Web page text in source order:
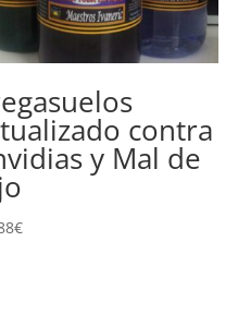
contra
y Mal de
€